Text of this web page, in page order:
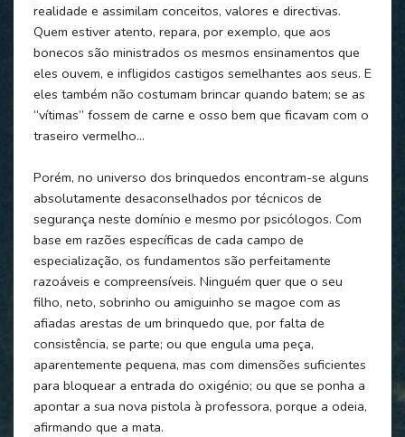
realidade e assimilam conceitos, valores e directivas.
Quem estiver atento, repara, por exemplo, que aos
bonecos são ministrados os mesmos ensinamentos que
eles ouvem, e infligidos castigos semelhantes aos seus. E
eles também não costumam brincar quando batem; se as
“vítimas” fossem de carne e osso bem que ficavam com o
traseiro vermelho…
Porém, no universo dos brinquedos encontram-se alguns
absolutamente desaconselhados por técnicos de
segurança neste domínio e mesmo por psicólogos. Com
base em razões específicas de cada campo de
especialização, os fundamentos são perfeitamente
razoáveis e compreensíveis. Ninguém quer que o seu
filho, neto, sobrinho ou amiguinho se magoe com as
afiadas arestas de um brinquedo que, por falta de
consistência, se parte; ou que engula uma peça,
aparentemente pequena, mas com dimensões suficientes
para bloquear a entrada do oxigénio; ou que se ponha a
apontar a sua nova pistola à professora, porque a odeia,
afirmando que a mata.